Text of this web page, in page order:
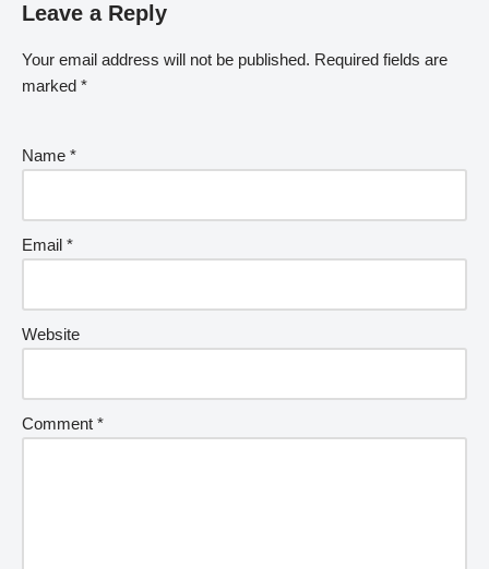
Leave a Reply
Your email address will not be published. Required fields are
marked *
Name *
Email *
Website
Comment *